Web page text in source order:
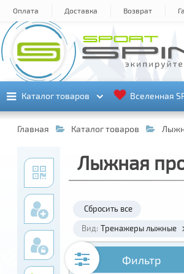
Оплата Доставка Возврат
Каталог товаров
Каталог товаров Вселенная
Вселенная
Главная Каталог товаров
Лыжная
Сбросить все
Вид: Тренажеры лыжные
Фильтр